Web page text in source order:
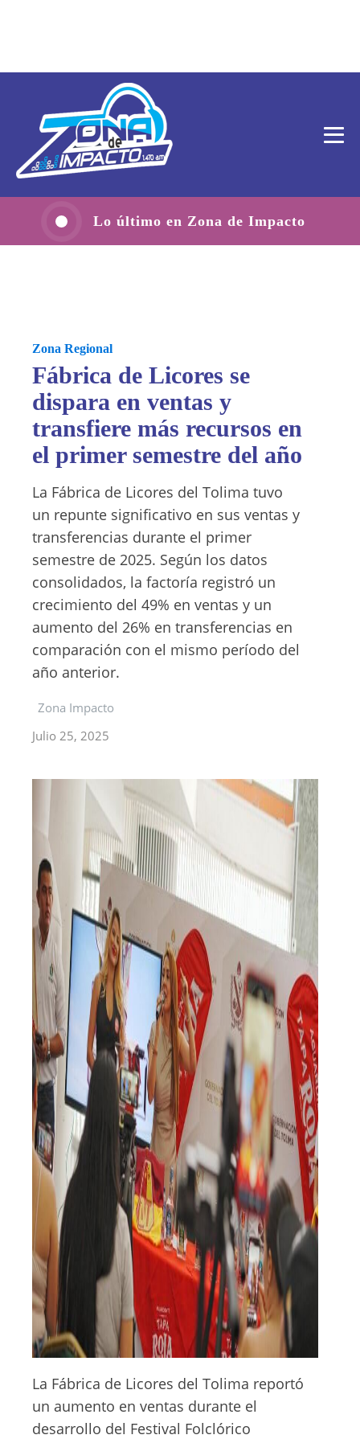
Lo último en Zona de Impacto
Zona Regional
Fábrica de Licores se
dispara en ventas y
transfiere más recursos en
el primer semestre del año
La Fábrica de Licores del Tolima tuvo
un repunte significativo en sus ventas y
transferencias durante el primer
semestre de 2025. Según los datos
consolidados, la factoría registró un
crecimiento del 49% en ventas y un
aumento del 26% en transferencias en
comparación con el mismo período del
año anterior.
Zona Impacto
Julio 25, 2025
La Fábrica de Licores del Tolima reportó
un aumento en ventas durante el
desarrollo del Festival Folclórico